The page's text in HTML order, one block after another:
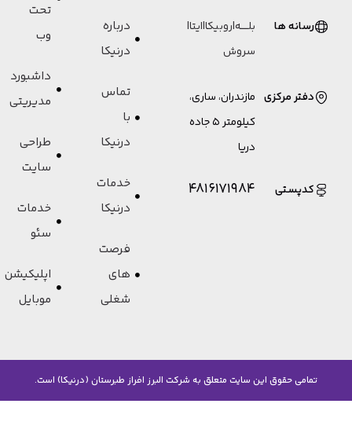
درباره
درنیکا
تماس
با
درنیکا
خدمات
درنیکا
فرصت
های
شغلی
تحت
وب
داشبورد
مدیریتی
طراحی
سایت
خدمات
سئو
اپلیکیشن
موبایل
رسانه ها بلـــــه|روبیکا|ایتا|
سروش
دفتر مرکزی مازندران، ساری،
کیلومتر 5 جاده
دریا
کدپستی 4816171984
تمامی حقوق این سایت متعلق به شرکت البرز افراز طبرستان (درنیکا) است.